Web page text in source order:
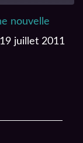
nouvelle
juillet 2011